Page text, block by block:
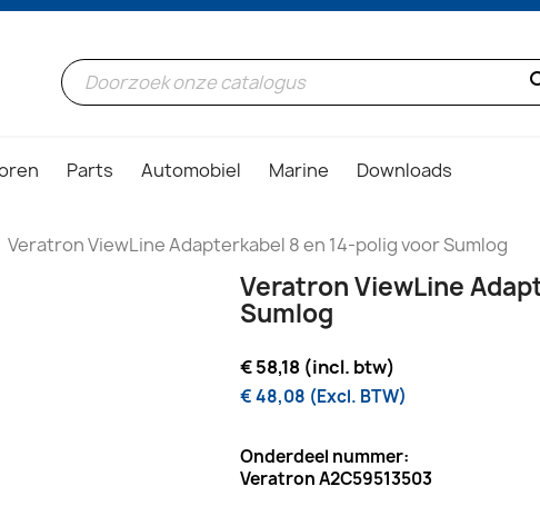
Parts Automobiel Marine Downloads
Veratron ViewLine Adapterkabel 8 en 14-polig voor Sumlog
Veratron ViewLine
Sumlog
€ 58,18 (incl. btw)
€ 48,08 (Excl. BTW)
Onderdeel nummer:
Veratron A2C59513503